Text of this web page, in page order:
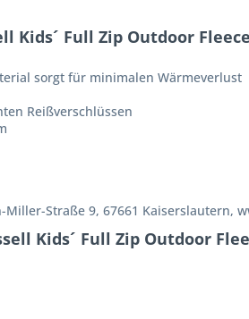
Kids´ Full Zip Outdoor
sorgt für minimalen Wärmeverlust
Reißverschlüssen
Miller-Straße 9, 67661 Kaiserslautern,
Kids´ Full Zip Outdoor